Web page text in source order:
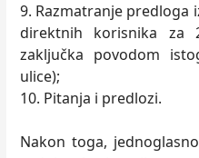
9. Razmatranje predloga
direktnih korisnika za
zaključka povodom
ulice);
10. Pitanja i predlozi.
Nakon toga,